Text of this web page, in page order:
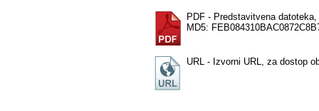
PDF - Predstavitvena datoteka,
MD5:
URL - Izvorni URL, za dostop